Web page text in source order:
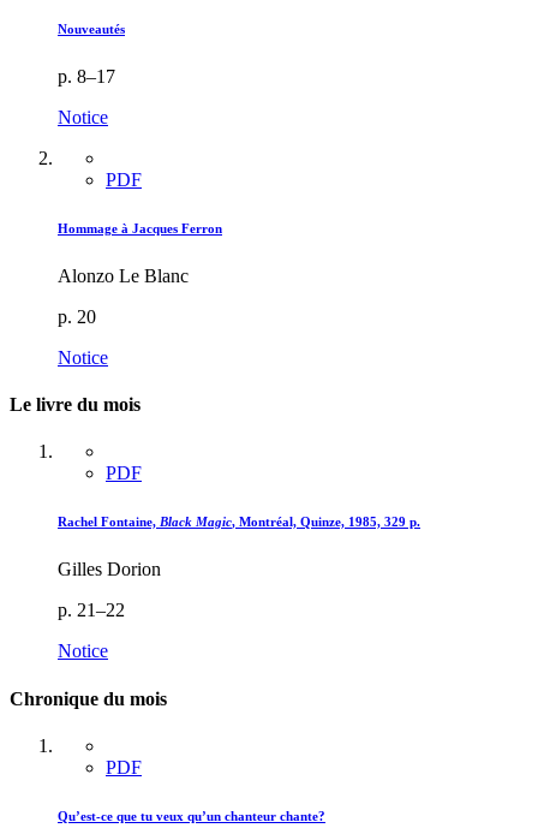
Nouveautés
p. 8–17
Notice
PDF
Hommage à Jacques Ferron
Alonzo Le Blanc
p. 20
Notice
Le livre du mois
PDF
Rachel Fontaine, Black Magic, Montréal, Quinze, 1985, 329 p.
Gilles Dorion
p. 21–22
Notice
Chronique du mois
PDF
Qu’est-ce que tu veux qu’un chanteur chante?